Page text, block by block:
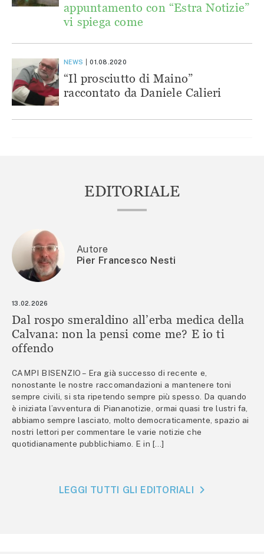
appuntamento con “Estra Notizie”
vi spiega come
NEWS 01.08.2020
“Il prosciutto di Maino”
raccontato da Daniele Calieri
EDITORIALE
Autore
Pier Francesco Nesti
13.02.2026
Dal rospo smeraldino all’erba medica della
Calvana: non la pensi come me? E io ti
offendo
CAMPI BISENZIO – Era già successo di recente e,
nonostante le nostre raccomandazioni a mantenere toni
sempre civili, si sta ripetendo sempre più spesso. Da quando
è iniziata l’avventura di Piananotizie, ormai quasi tre lustri fa,
abbiamo sempre lasciato, molto democraticamente, spazio ai
nostri lettori per commentare le varie notizie che
quotidianamente pubblichiamo. E in […]
LEGGI TUTTI GLI EDITORIALI